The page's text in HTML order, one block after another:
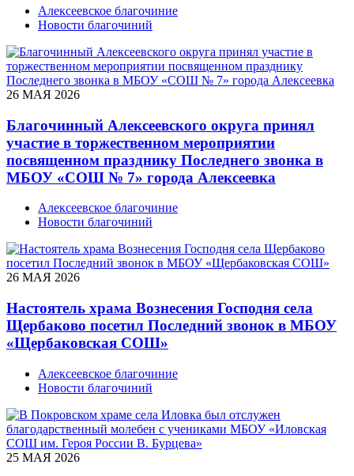
Алексеевское благочиние
Новости благочиний
26 МАЯ 2026
Благочинный Алексеевского округа принял
участие в торжественном мероприятии
посвященном празднику Последнего звонка в
МБОУ «СОШ № 7» города Алексеевка
Алексеевское благочиние
Новости благочиний
26 МАЯ 2026
Настоятель храма Вознесения Господня села
Щербаково посетил Последний звонок в МБОУ
«Щербаковская СОШ»
Алексеевское благочиние
Новости благочиний
25 МАЯ 2026